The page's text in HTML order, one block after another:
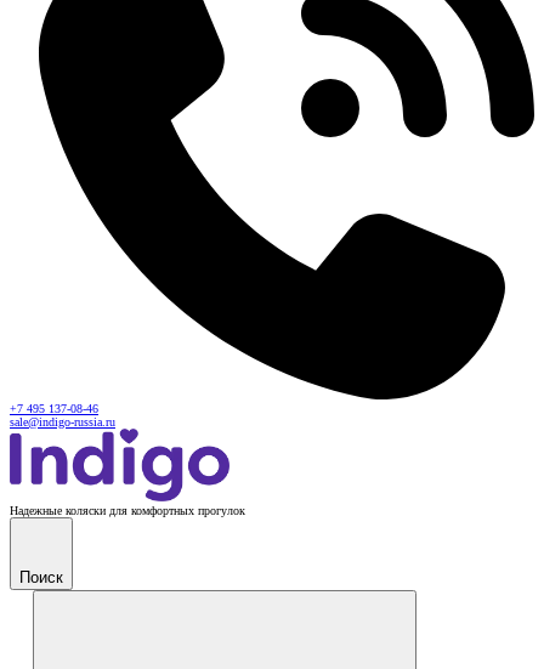
+7 495 137-08-46
sale@indigo-russia.ru
Надежные коляски для комфортных прогулок
Поиск